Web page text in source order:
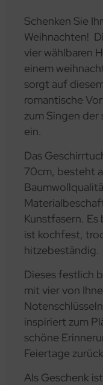
Schenken Sie
Weihnachten!
vier wählbaren
einem
sorgt auf
romantische
zum Singen
ein.
Das
70cm, besteht
Kunstfasern.
ist kochfest,
hitzebeständig.
Dieses festlich
mit vier von
inspiriert zum
schöne
Feiertage
Als Geschenk